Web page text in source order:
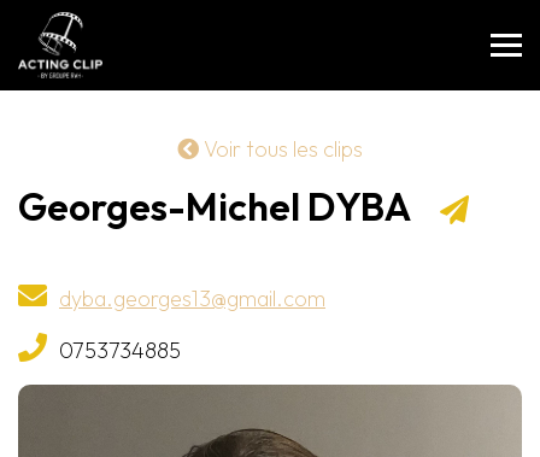
Voir tous les clips
Georges-Michel DYBA
dyba.georges13@gmail.com
0753734885